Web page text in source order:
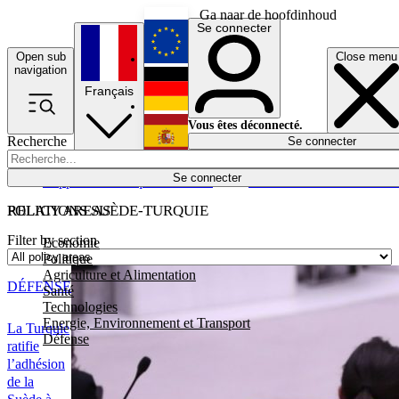
Ga naar de hoofdinhoud
Open sub
navigation
Close menu
Recherche
Se connecter
POLICY AREAS
Economie
Politique
Agriculture et Alimentation
Santé
Technologies
Energie, Environnement et Transport
Défense
Économie
Français
English
Deutsch
Español
Se connecter
Vous êtes déconnecté.
Se connecter
RELATIONS SUÈDE-TURQUIE
Filter by section
La Turquie
ratifie
l’adhésion
de la
DÉFENSE